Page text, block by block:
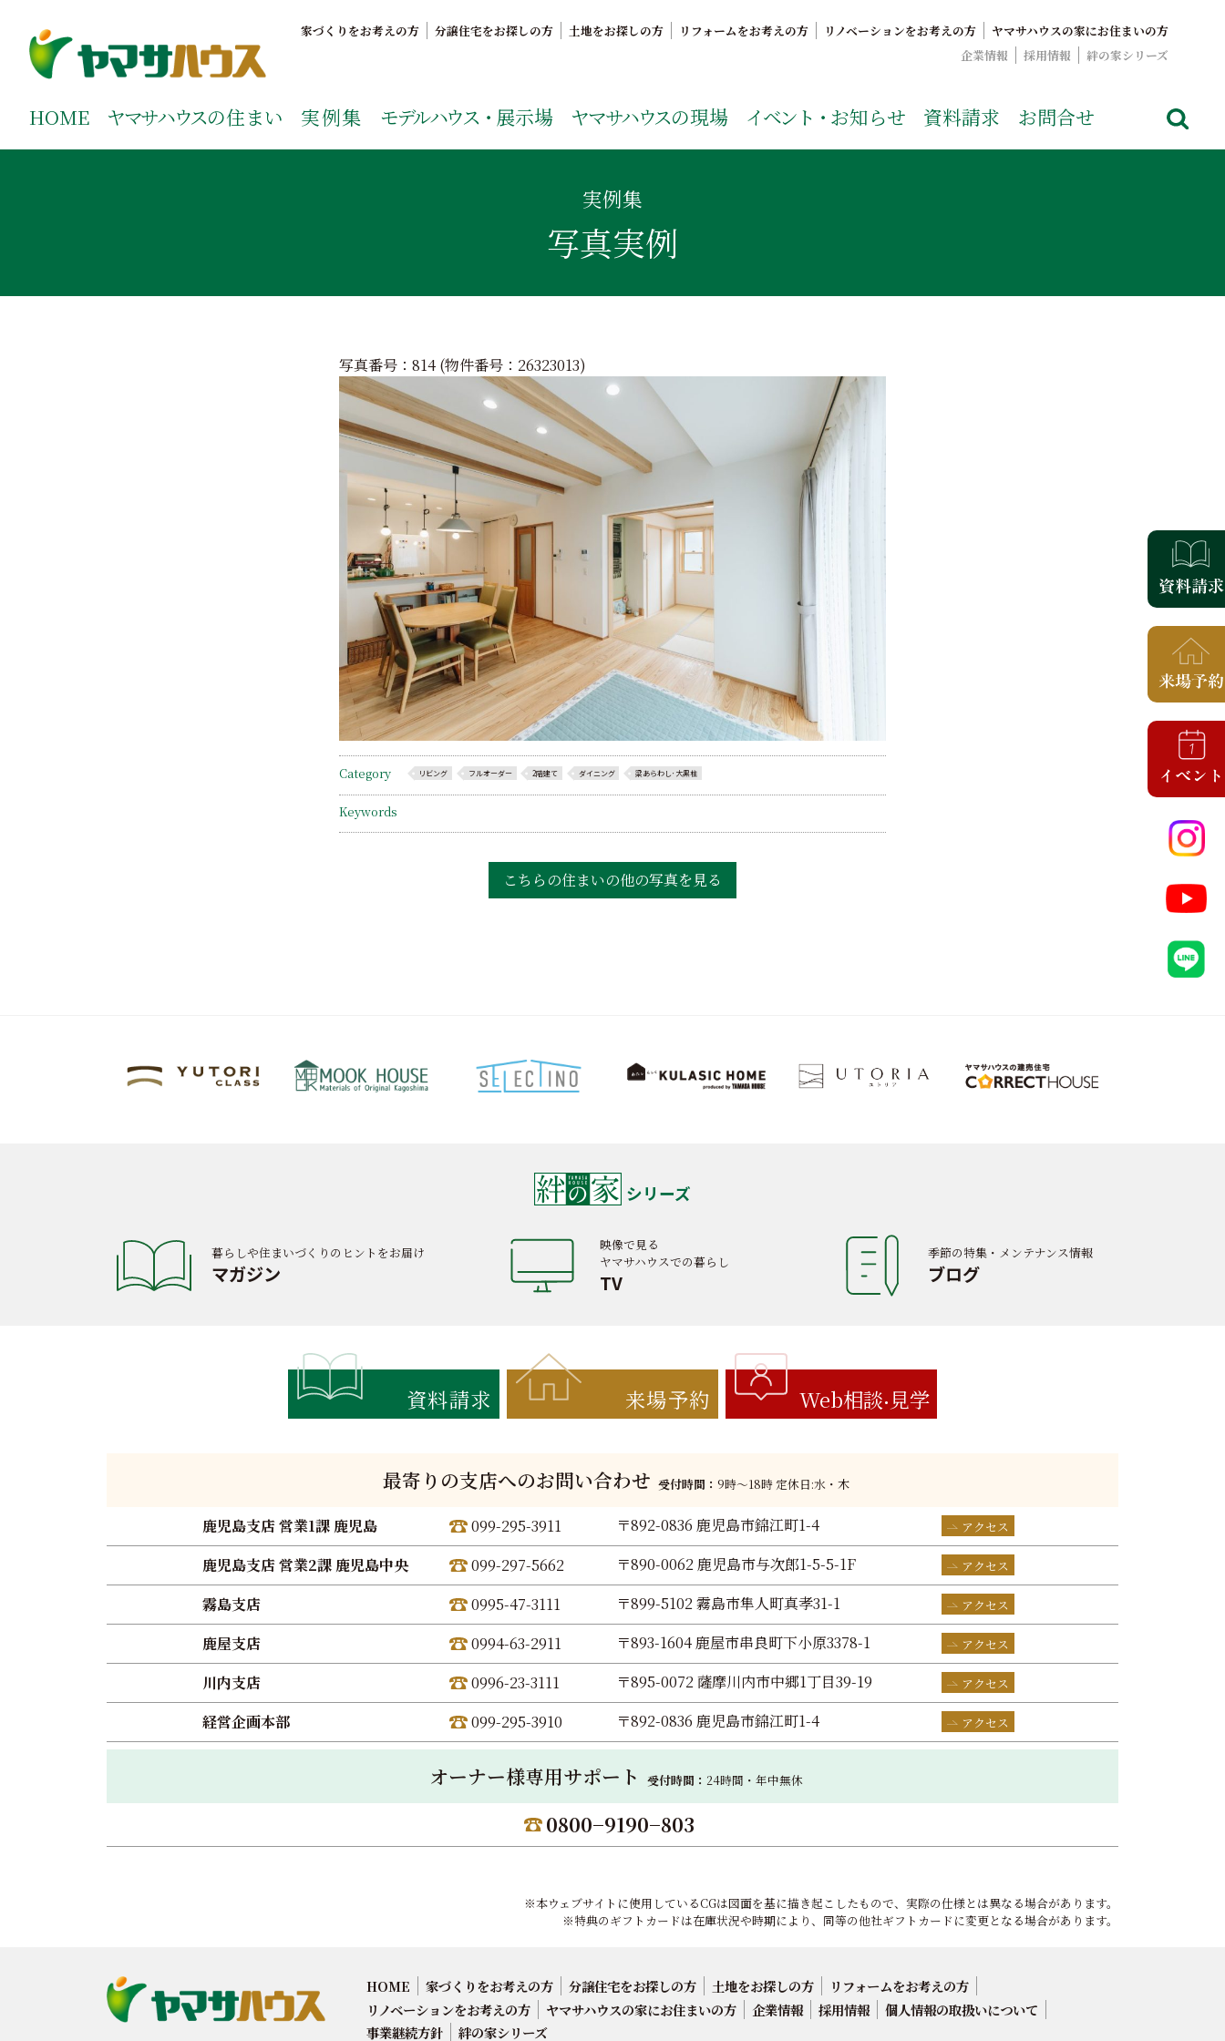
ご覧ください。
家づくりをお考えの方 分譲住宅をお探しの方 土地をお探しの方 リフォームをお考えの方 リノベーションをお考えの方
ヤマサハウスの家にお住まいの方
企業情報
採用情報 絆の家シリーズ
HOME ヤマサハウスの住まい 実例集 モデルハウス・ 展示場 ヤマサハウスの現場 イベント・ お知らせ 資料請求 お問合せ
実例集
写真実例
写真番号：814 (物件番号： 26323013)
Category リビング フルオーダー 2階建て ダイニング 梁あらわし･大黒柱
Keywords
こちらの住まいの他の写真を見る
シリーズ
暮らしや住まいづくりのヒントをお届け
マガジン
映像で見る
ヤマサハウスでの暮らし
TV
季節の特集・メンテナンス情報
ブログ
資料請求 来場予約 Web相談 見学
最寄りの支店へのお問い合わせ 受付時間： 9時〜18時 定休日:水・木
鹿児島支店 営業1課 鹿児島 099-295-3911 〒892-0836 鹿児島市錦江町1-4 アクセス
鹿児島支店 営業2課 鹿児島中央 099-297-5662 〒890-0062 鹿児島市与次郎1-5-5-1F アクセス
霧島支店 0995-47-3111 〒899-5102 霧島市隼人町真孝31-1 アクセス
鹿屋支店 0994-63-2911 〒893-1604 鹿屋市串良町下小原3378-1 アクセス
川内支店 0996-23-3111 〒895-0072 薩摩川内市中郷1丁目39-19 アクセス
経営企画本部 099-295-3910 〒892-0836 鹿児島市錦江町1-4 アクセス
オーナー様専用サポート 受付時間： 24時間・年中無休
0800−9190−803
※本ウェブサイトに使用しているCGは図面を基に描き起こしたもので、実際の仕様とは異なる場合があります。
※特典のギフトカードは在庫状況や時期により、同等の他社ギフトカードに変更となる場合があります。
HOME 家づくりをお考えの方 分譲住宅をお探しの方 土地をお探しの方
リフォームをお考えの方
リノベーションをお考えの方
ヤマサハウスの家にお住まいの方 企業情報 採用情報
個人情報の取扱いについて
事業継続方針
絆の家シリーズ